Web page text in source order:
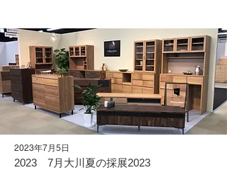
2023年7月5日
2023 7月大川夏の採展2023